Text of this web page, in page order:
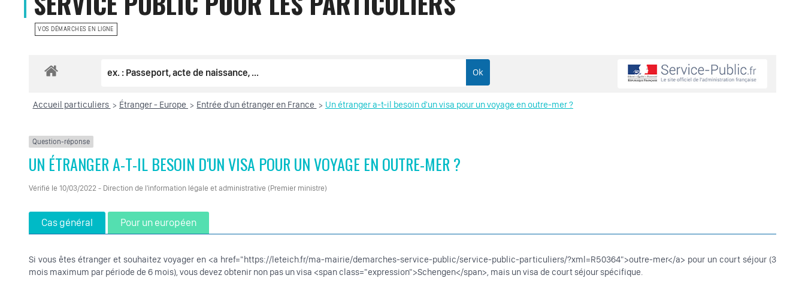
VOS DÉMARCHES EN LIGNE
Accueil particuliers > Étranger - Europe > Entrée d'un étranger en France > Un étranger a-t-il besoin d'un visa pour un voyage en outre-mer ?
Question-réponse
UN ÉTRANGER A-T-IL BESOIN D'UN VISA POUR UN VOYAGE EN OUTRE-MER ?
Vérifié le 10/03/2022 - Direction de l'information légale et administrative (Premier ministre)
Cas général Pour un européen
Si vous êtes étranger et souhaitez voyager en <a href="https://leteich.fr/ma-mairie/demarches-service-public/service-public-particuliers/?xml=R50364">outre-mer</a> pour un court séjour (3
mois maximum par période de 6 mois), vous devez obtenir non pas un visa <span class="expression">Schengen</span>, mais un visa de court séjour spécifique.